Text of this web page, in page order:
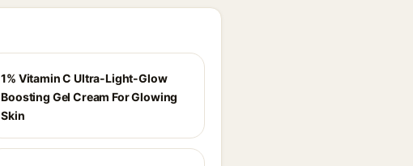
1% Vitamin C Ultra-Light-Glow
Boosting Gel Cream For Glowing
Skin